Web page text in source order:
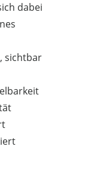
dabei
sichtbar